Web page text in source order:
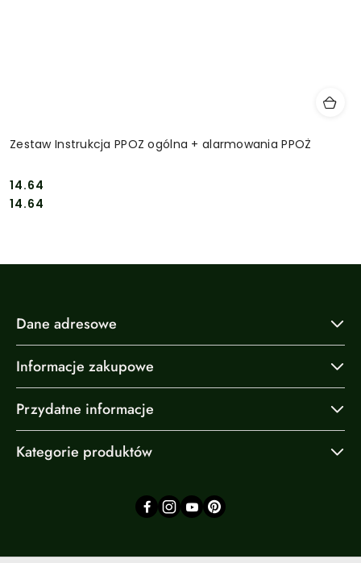
Zestaw Instrukcja PPOZ ogólna + alarmowania PPOŻ
Cena:
14.64
Cena:
14.64
Dane adresowe
Informacje zakupowe
Przydatne informacje
Kategorie produktów